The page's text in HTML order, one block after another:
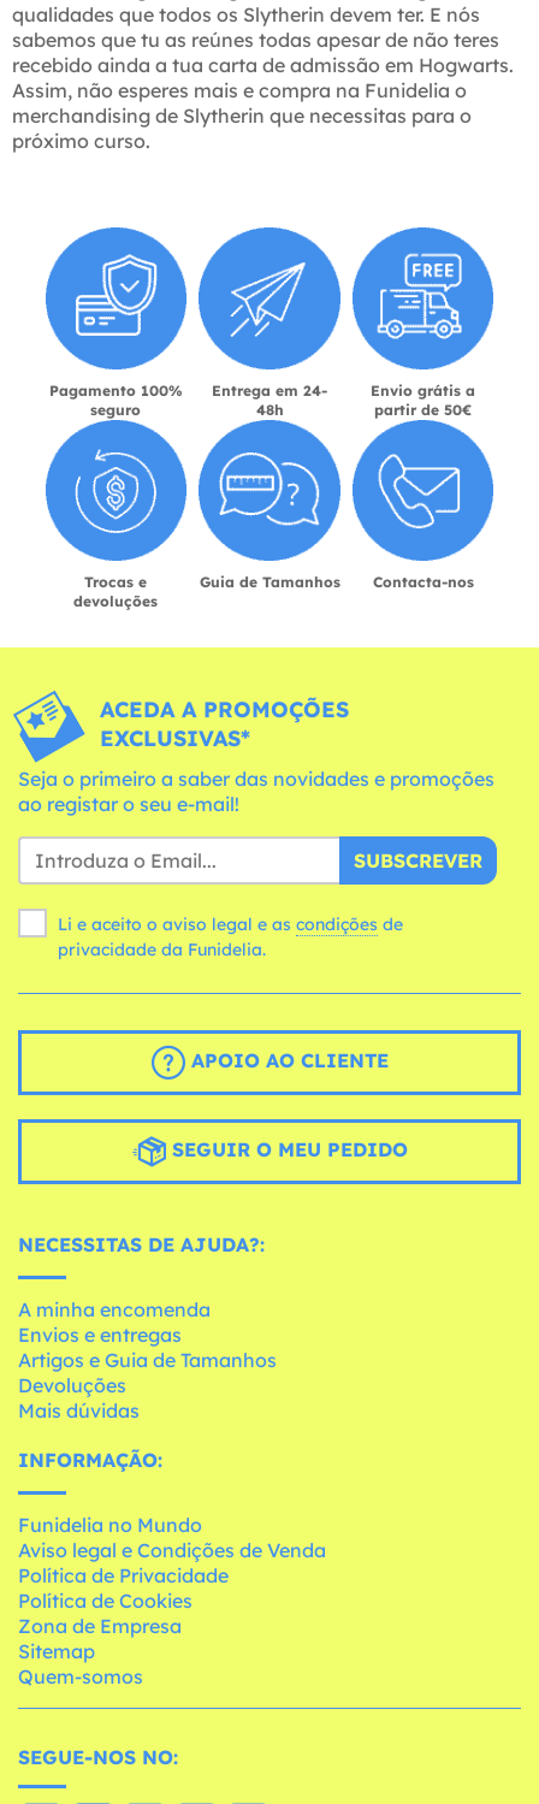
qualidades que todos os Slytherin devem ter. E nós
sabemos que tu as reúnes todas apesar de não teres
recebido ainda a tua carta de admissão em Hogwarts.
Assim, não esperes mais e compra na Funidelia o
merchandising de Slytherin que necessitas para o
próximo curso.
Pagamento 100%
seguro
Entrega em 24-
48h
Envio grátis a
partir de 50€
Trocas e
devoluções
Guia de Tamanhos Contacta-nos
ACEDA A PROMOÇÕES
EXCLUSIVAS*
Seja o primeiro a saber das novidades e promoções
ao registar o seu e-mail!
SUBSCREVER
Li e aceito o aviso legal e as condições
privacidade da Funidelia.
APOIO AO CLIENTE
SEGUIR O MEU PEDIDO
NECESSITAS DE AJUDA?:
A minha encomenda
Envios e entregas
Artigos e Guia de Tamanhos
Devoluções
Mais dúvidas
INFORMAÇÃO:
Funidelia no Mundo
Aviso legal e Condições de Venda
Política de Privacidade
Política de Cookies
Zona de Empresa
Sitemap
Quem-somos
SEGUE-NOS NO: